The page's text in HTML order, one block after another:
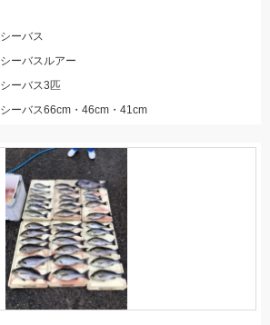
シーバス
シーバスルアー
シーバス3匹
シーバス66cm・46cm・41cm